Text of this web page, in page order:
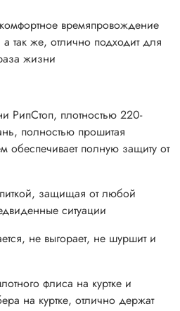
времяпровождение
так же, отлично подходит для
жизни
РипСтоп, плотностью 220-
полностью прошитая
обеспечивает полную защиту от
защищая от любой
ситуации
не выгорает, не шуршит и
флиса на куртке и
на куртке, отлично держат